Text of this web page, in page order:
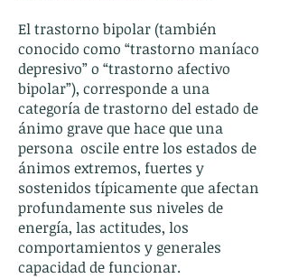
El trastorno bipolar (también
conocido como “trastorno maníaco
depresivo” o “trastorno afectivo
bipolar”), corresponde a una
categoría de trastorno del estado de
ánimo grave que hace que una
persona oscile entre los estados de
ánimos extremos, fuertes y
sostenidos típicamente que afectan
profundamente sus niveles de
energía, las actitudes, los
comportamientos y generales
capacidad de funcionar.